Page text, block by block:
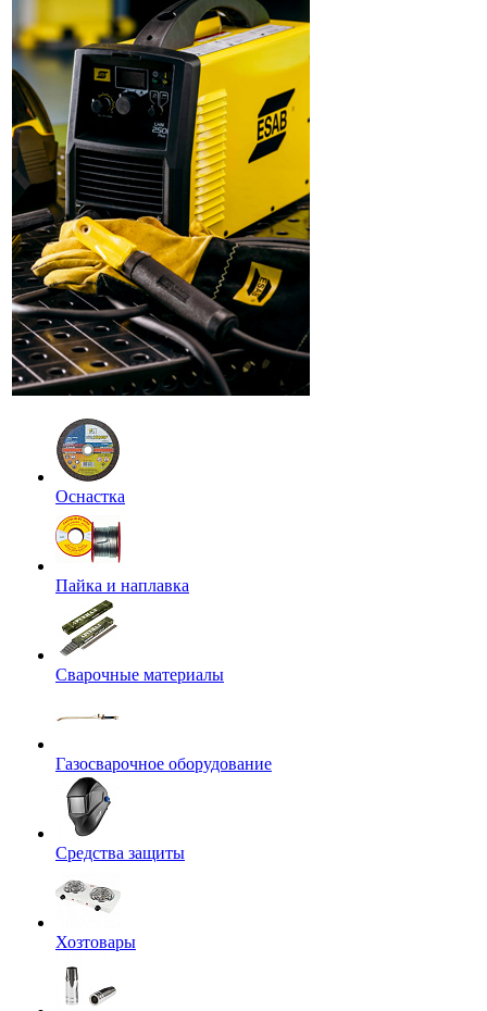
Оснастка
Пайка и наплавка
Сварочные материалы
Газосварочное оборудование
Средства защиты
Хозтовары